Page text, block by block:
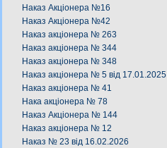
Наказ Акціонера №16
Наказ Акціонера №42
Наказ акціонера № 263
Наказ акціонера № 344
Наказ акціонера № 348
Наказ акціонера № 5 від 17.01.2025
Наказ акціонера № 41
Нака акціонера № 78
Наказ Акціонера № 144
Наказ акціонера № 12
Наказ № 23 від 16.02.2026